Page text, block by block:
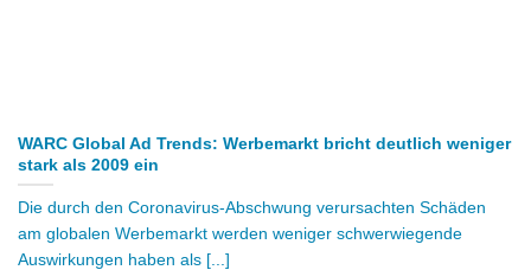
WARC Global Ad Trends: Werbemarkt bricht deutlich weniger
stark als 2009 ein
Die durch den Coronavirus-Abschwung verursachten Schäden
am globalen Werbemarkt werden weniger schwerwiegende
Auswirkungen haben als [...]